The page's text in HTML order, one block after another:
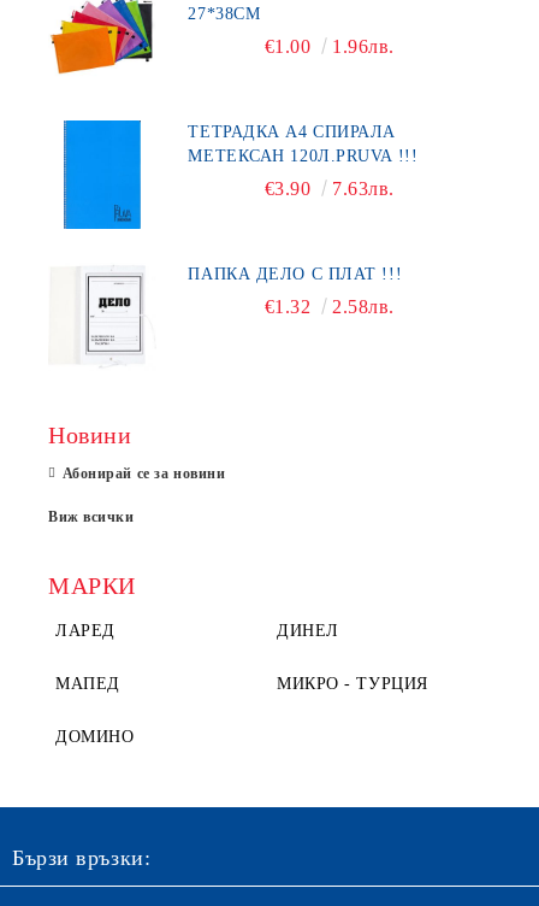
27*38СМ
€1.00 1.96лв.
ТЕТРАДКА А4 СПИРАЛА
МЕТЕКСАН 120Л.PRUVA !!!
€3.90 7.63лв.
ПАПКА ДЕЛО С ПЛАТ !!!
€1.32 2.58лв.
Новини
Абонирай се за новини
Виж всички
МАРКИ
ЛАРЕД ДИНЕЛ
МАПЕД МИКРО - ТУРЦИЯ
ДОМИНО
Бързи връзки: